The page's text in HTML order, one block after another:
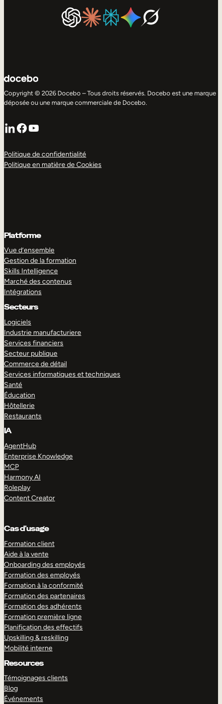
Copyright © 2026 Docebo – Tous droits réservés. Docebo est une marque
déposée ou une marque commerciale de Docebo.
LinkedIn
Facebook
YouTube
Politique de confidentialité
Politique en matière de Cookies
Platforme
Vue d’ensemble
Gestion de la formation
Skills Intelligence
Marché des contenus
Intégrations
Secteurs
Logiciels
Industrie manufacturiere
Services financiers
Secteur publique
Commerce de détail
Services informatiques et techniques
Santé
Éducation
Hôtellerie
Restaurants
IA
AgentHub
Enterprise Knowledge
MCP
Harmony AI
Roleplay
Content Creator
Cas d’usage
Formation client
Aide à la vente
Onboarding des employés
Formation des employés
Formation à la conformité
Formation des partenaires
Formation des adhérents
Formation première ligne
Planification des effectifs
Upskilling & reskilling
Mobilité interne
Resources
Témoignages clients
Blog
Événements